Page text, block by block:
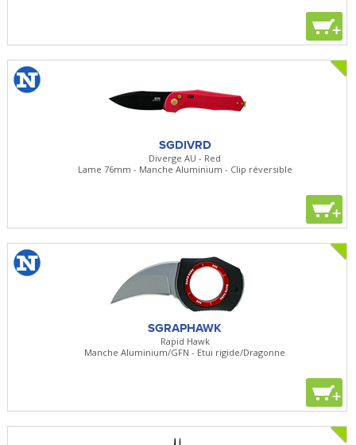
+
SGDIVRD
Diverge AU - Red
Lame 76mm - Manche Aluminium - Clip réversible
+
SGRAPHAWK
Rapid Hawk
Manche Aluminium/GFN - Etui rigide/Dragonne
+